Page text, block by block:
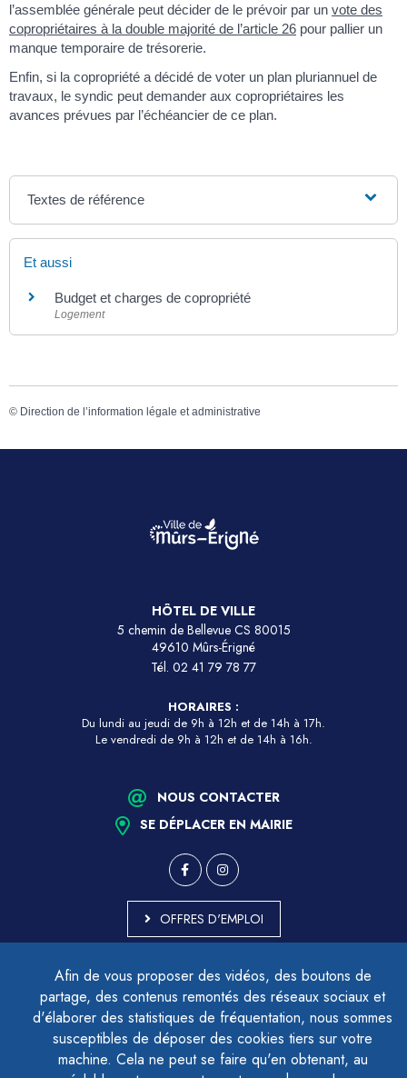
Afin de vous proposer des vidéos, des boutons de
partage, des contenus remontés des réseaux sociaux et
d'élaborer des statistiques de fréquentation, nous sommes
susceptibles de déposer des cookies tiers sur votre
machine. Cela ne peut se faire qu'en obtenant, au
l’assemblée générale peut décider de le prévoir par un vote des
copropriétaires à la double majorité de l’article 26 pour pallier un
manque temporaire de trésorerie.
Enfin, si la copropriété a décidé de voter un plan pluriannuel de
travaux, le syndic peut demander aux copropriétaires les
avances prévues par l’échéancier de ce plan.
Textes de référence
Et aussi
Budget et charges de copropriété
Logement
© Direction de l’information légale et administrative
HÔTEL DE VILLE
5 chemin de Bellevue CS 80015
49610 Mûrs-Érigné
Tél. 02 41 79 78 77
HORAIRES :
Du lundi au jeudi de 9h à 12h et de 14h à 17h.
Le vendredi de 9h à 12h et de 14h à 16h.
NOUS CONTACTER
SE DÉPLACER EN MAIRIE
OFFRES D'EMPLOI
ACCESSIBILITÉ - PARTIELLEMENT CONFORME
PLAN DU SITE
MENTIONS LÉGALES
CONTACTER LE DÉLÉGUÉ À LA PROTECTION DES DONNÉES
GESTION DES COOKIES